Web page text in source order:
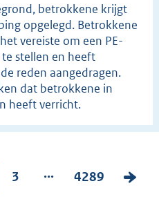
betrokkene krijgt
opgelegd. Betrokkene
vereiste om een PE-
stellen en heeft
reden aangedragen.
dat betrokkene in
heeft verricht.
P
3 ...
P
4289
V